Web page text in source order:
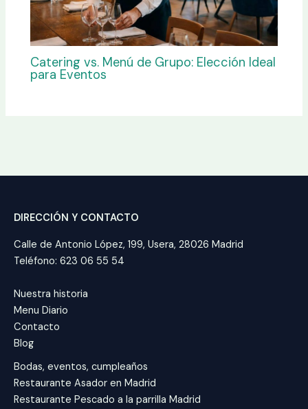
Catering vs. Menú de Grupo: Elección Ideal
para Eventos
DIRECCIÓN Y CONTACTO
Calle de Antonio López, 199, Usera, 28026 Madrid
Teléfono: 623 06 55 54
Nuestra historia
Menu Diario
Contacto
Blog
Bodas, eventos, cumpleaños
Restaurante Asador en Madrid
Restaurante Pescado a la parrilla Madrid